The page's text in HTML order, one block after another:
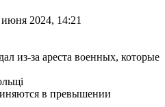
2024, 14:21
в превышении